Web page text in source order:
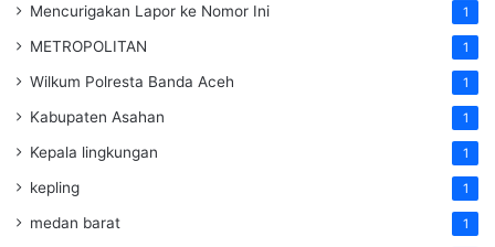
Mencurigakan Lapor ke Nomor Ini 1
METROPOLITAN 1
Wilkum Polresta Banda Aceh 1
Kabupaten Asahan 1
Kepala lingkungan 1
kepling 1
medan barat 1